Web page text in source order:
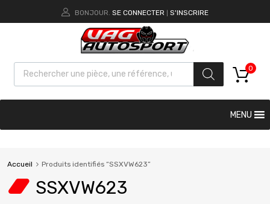
BONJOUR. SE CONNECTER S'INSCRIRE
0
MENU
Accueil Produits identifiés “SSXVW623”
SSXVW623